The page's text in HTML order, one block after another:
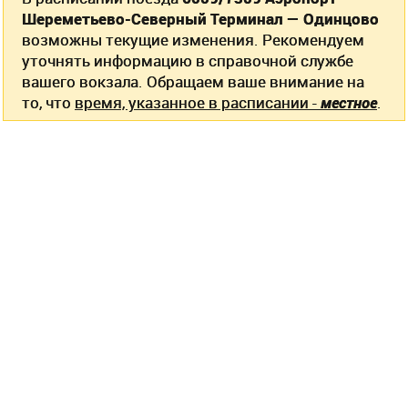
Шереметьево-Северный Терминал — Одинцово
возможны текущие изменения. Рекомендуем
уточнять информацию в справочной службе
вашего вокзала. Обращаем ваше внимание на
то, что время, указанное в расписании -местное.